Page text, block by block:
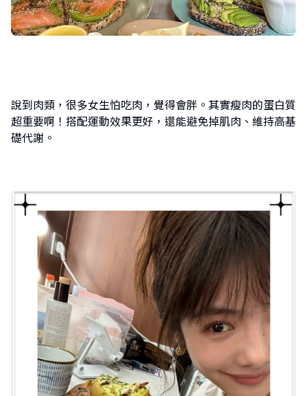
說到肉類，很多女生怕吃肉，覺得會胖。其實瘦肉的蛋白質
超重要啊！搭配運動效果更好，還能避免掉肌肉、維持高基
礎代謝。